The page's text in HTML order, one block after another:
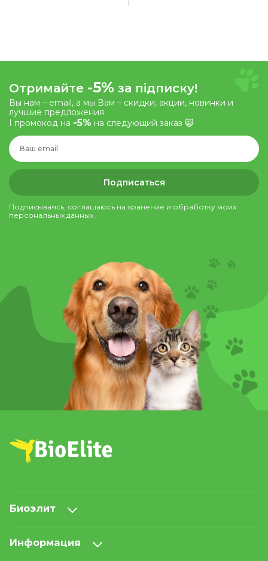
Отримайте -5% за підписку!
Вы нам – email, а мы Вам – скидки, акции, новинки и
лучшие предложения.
І промокод на -5% на следующий заказ 😸
Подписаться
Подписываясь, соглашаюсь на хранение и обработку моих
персональных данных.
Биоэлит
Информация